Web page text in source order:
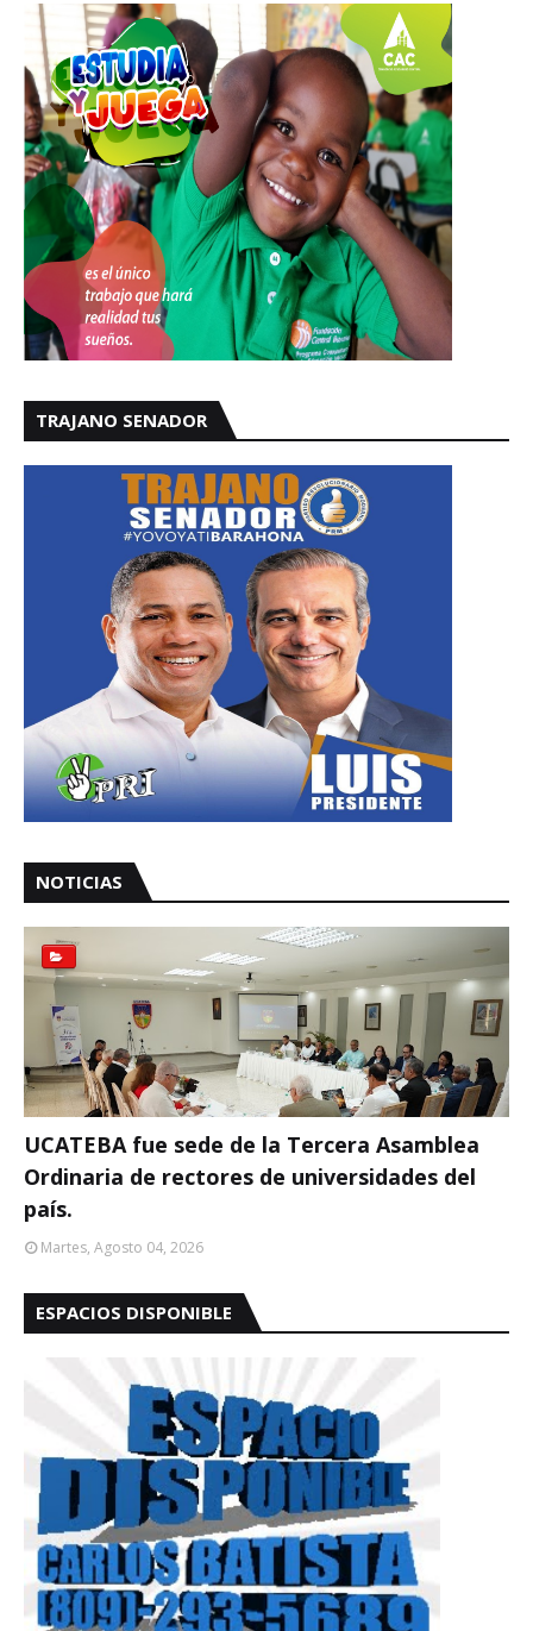
TRAJANO SENADOR
NOTICIAS
UCATEBA fue sede de la Tercera Asamblea
Ordinaria de rectores de universidades del
país.
Martes, Agosto 04, 2026
ESPACIOS DISPONIBLE